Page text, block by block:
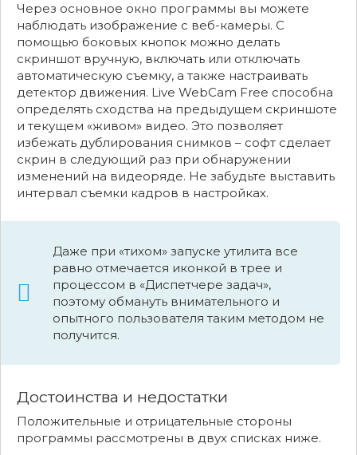
Через основное окно программы вы можете
наблюдать изображение с веб-камеры. С
помощью боковых кнопок можно делать
скриншот вручную, включать или отключать
автоматическую съемку, а также настраивать
детектор движения. Live WebCam Free способна
определять сходства на предыдущем скриншоте
и текущем «живом» видео. Это позволяет
избежать дублирования снимков – софт сделает
скрин в следующий раз при обнаружении
изменений на видеоряде. Не забудьте выставить
интервал съемки кадров в настройках.
Даже при «тихом» запуске утилита все
равно отмечается иконкой в трее и
процессом в «Диспетчере задач»,
поэтому обмануть внимательного и
опытного пользователя таким методом не
получится.
Достоинства и недостатки
Положительные и отрицательные стороны
программы рассмотрены в двух списках ниже.